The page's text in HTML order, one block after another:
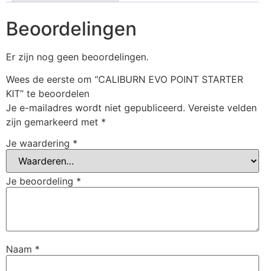
Beoordelingen
Er zijn nog geen beoordelingen.
Wees de eerste om “CALIBURN EVO POINT STARTER
KIT” te beoordelen
Je e-mailadres wordt niet gepubliceerd. Vereiste velden
zijn gemarkeerd met *
Je waardering *
Je beoordeling *
Naam *